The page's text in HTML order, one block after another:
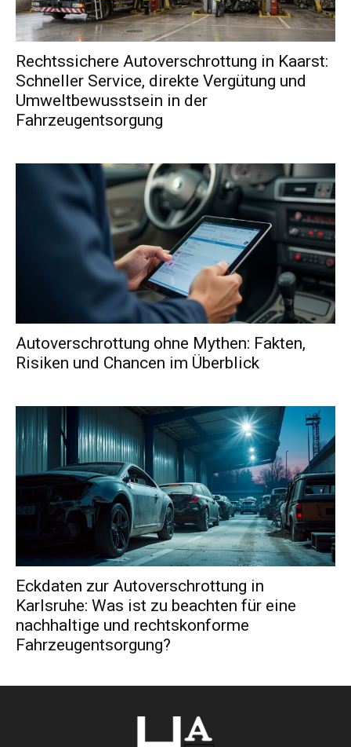
Rechtssichere Autoverschrottung in Kaarst:
Schneller Service, direkte Vergütung und
Umweltbewusstsein in der
Fahrzeugentsorgung
Autoverschrottung ohne Mythen: Fakten,
Risiken und Chancen im Überblick
Eckdaten zur Autoverschrottung in
Karlsruhe: Was ist zu beachten für eine
nachhaltige und rechtskonforme
Fahrzeugentsorgung?